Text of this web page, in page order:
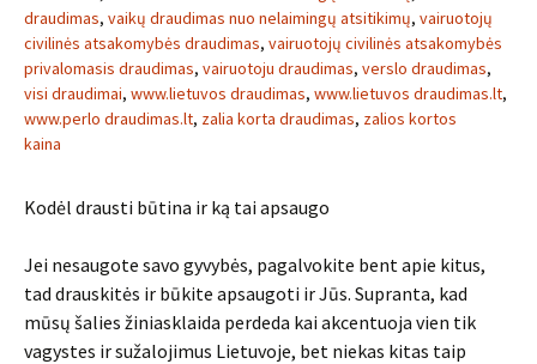
draudimas, vaikų draudimas nuo nelaimingų atsitikimų, vairuotojų
civilinės atsakomybės draudimas, vairuotojų civilinės atsakomybės
privalomasis draudimas, vairuotoju draudimas, verslo draudimas,
visi draudimai, www.lietuvos draudimas, www.lietuvos draudimas.lt,
www.perlo draudimas.lt, zalia korta draudimas, zalios kortos
kaina
Kodėl drausti būtina ir ką tai apsaugo
Jei nesaugote savo gyvybės, pagalvokite bent apie kitus,
tad drauskitės ir būkite apsaugoti ir Jūs. Supranta, kad
mūsų šalies žiniasklaida perdeda kai akcentuoja vien tik
vagystes ir sužalojimus Lietuvoje, bet niekas kitas taip